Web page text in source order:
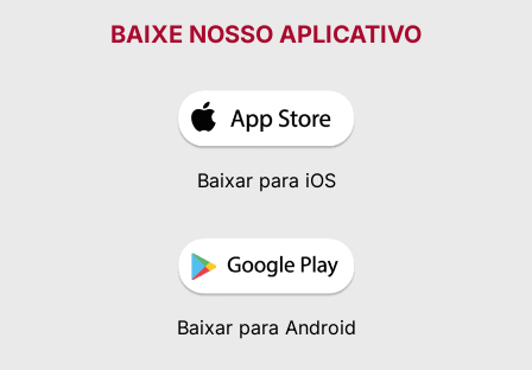
BAIXE NOSSO APLICATIVO
Baixar para iOS
Baixar para Android